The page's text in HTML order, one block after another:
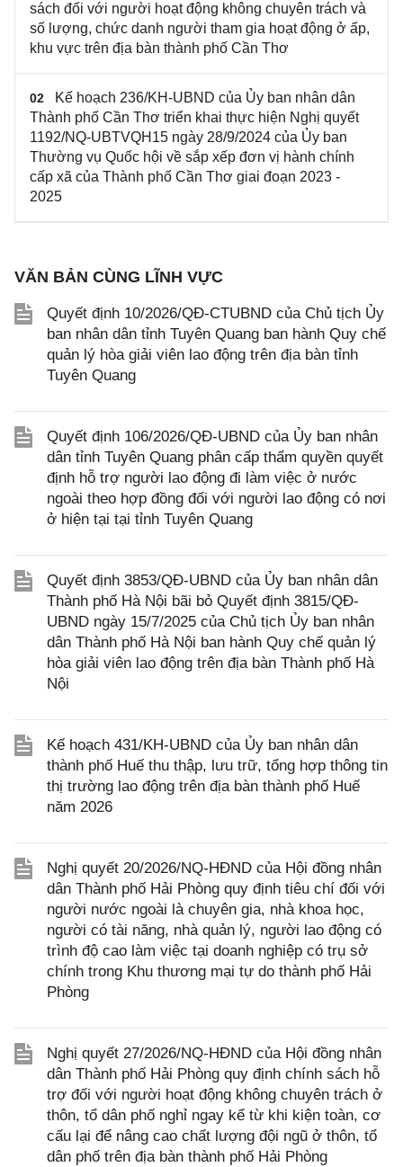
sách đối với người hoạt động không chuyên trách và
số lượng, chức danh người tham gia hoạt động ở ấp,
khu vực trên địa bàn thành phố Cần Thơ
02
Kế hoạch 236/KH-UBND của Ủy ban nhân dân
Thành phố Cần Thơ triển khai thực hiện Nghị quyết
1192/NQ-UBTVQH15 ngày 28/9/2024 của Ủy ban
Thường vụ Quốc hội về sắp xếp đơn vị hành chính
cấp xã của Thành phố Cần Thơ giai đoạn 2023 -
2025
VĂN BẢN CÙNG LĨNH VỰC
Quyết định 10/2026/QĐ-CTUBND của Chủ tịch Ủy
ban nhân dân tỉnh Tuyên Quang ban hành Quy chế
quản lý hòa giải viên lao động trên địa bàn tỉnh
Tuyên Quang
Quyết định 106/2026/QĐ-UBND của Ủy ban nhân
dân tỉnh Tuyên Quang phân cấp thẩm quyền quyết
định hỗ trợ người lao động đi làm việc ở nước
ngoài theo hợp đồng đối với người lao động có nơi
ở hiện tại tại tỉnh Tuyên Quang
Quyết định 3853/QĐ-UBND của Ủy ban nhân dân
Thành phố Hà Nội bãi bỏ Quyết định 3815/QĐ-
UBND ngày 15/7/2025 của Chủ tịch Ủy ban nhân
dân Thành phố Hà Nội ban hành Quy chế quản lý
hòa giải viên lao động trên địa bàn Thành phố Hà
Nội
Kế hoạch 431/KH-UBND của Ủy ban nhân dân
thành phố Huế thu thập, lưu trữ, tổng hợp thông tin
thị trường lao động trên địa bàn thành phố Huế
năm 2026
Nghị quyết 20/2026/NQ-HĐND của Hội đồng nhân
dân Thành phố Hải Phòng quy định tiêu chí đối với
người nước ngoài là chuyên gia, nhà khoa học,
người có tài năng, nhà quản lý, người lao động có
trình độ cao làm việc tại doanh nghiệp có trụ sở
chính trong Khu thương mại tự do thành phố Hải
Phòng
Nghị quyết 27/2026/NQ-HĐND của Hội đồng nhân
dân Thành phố Hải Phòng quy định chính sách hỗ
trợ đối với người hoạt động không chuyên trách ở
thôn, tổ dân phố nghỉ ngay kể từ khi kiện toàn, cơ
cấu lại để nâng cao chất lượng đội ngũ ở thôn, tổ
dân phố trên địa bàn thành phố Hải Phòng